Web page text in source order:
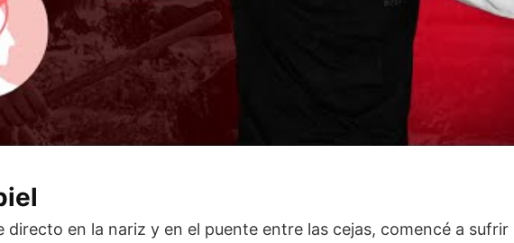
directo en la nariz y en el puente entre las cejas, comencé a sufrir